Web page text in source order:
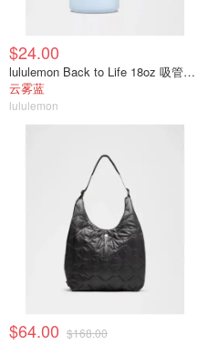
$24.00
lululemon Back to Life 18oz 吸管透明水瓶
云雾蓝
lululemon
$64.00 $168.00